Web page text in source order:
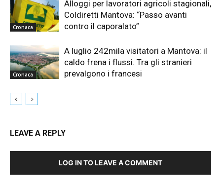
Cronaca
Alloggi per lavoratori agricoli stagionali,
Coldiretti Mantova: “Passo avanti
contro il caporalato”
Cronaca
A luglio 242mila visitatori a Mantova: il
caldo frena i flussi. Tra gli stranieri
prevalgono i francesi
LEAVE A REPLY
LOG IN TO LEAVE A COMMENT